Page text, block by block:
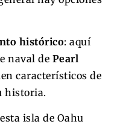
histórico: aquí
naval de Pearl
característicos de
historia.
isla de Oahu